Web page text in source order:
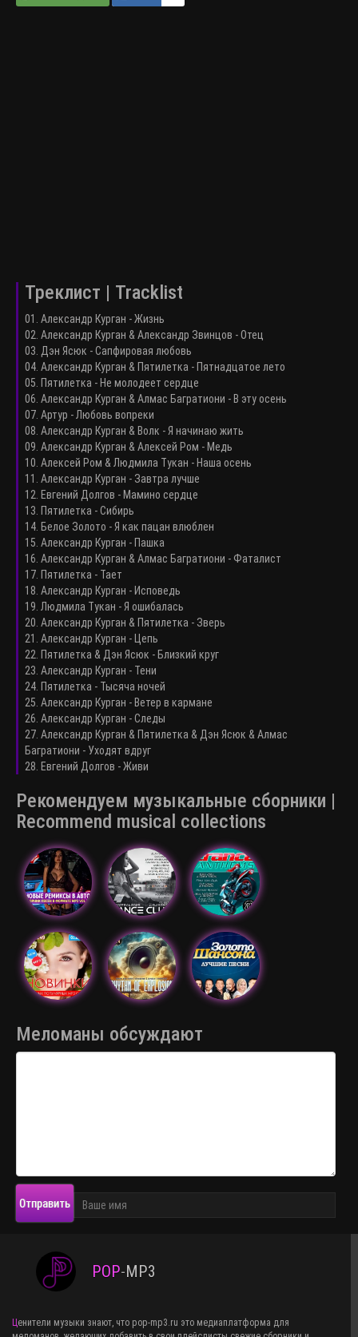
Треклист | Tracklist
01. Александр Курган - Жизнь
02. Александр Курган & Александр Звинцов - Отец
03. Дэн Ясюк - Сапфировая любовь
04. Александр Курган & Пятилетка - Пятнадцатое лето
05. Пятилетка - Не молодеет сердце
06. Александр Курган & Алмас Багратиони - В эту осень
07. Артур - Любовь вопреки
08. Александр Курган & Волк - Я начинаю жить
09. Александр Курган & Алексей Ром - Медь
10. Алексей Ром & Людмила Тукан - Наша осень
11. Александр Курган - Завтра лучше
12. Евгений Долгов - Мамино сердце
13. Пятилетка - Сибирь
14. Белое Золото - Я как пацан влюблен
15. Александр Курган - Пашка
16. Александр Курган & Алмас Багратиони - Фаталист
17. Пятилетка - Тает
18. Александр Курган - Исповедь
19. Людмила Тукан - Я ошибалась
20. Александр Курган & Пятилетка - Зверь
21. Александр Курган - Цепь
22. Пятилетка & Дэн Ясюк - Близкий круг
23. Александр Курган - Тени
24. Пятилетка - Тысяча ночей
25. Александр Курган - Ветер в кармане
26. Александр Курган - Следы
27. Александр Курган & Пятилетка & Дэн Ясюк & Алмас
Багратиони - Уходят вдруг
28. Евгений Долгов - Живи
Рекомендуем музыкальные сборники |
Recommend musical collections
Меломаны обсуждают
Отправить
POP-MP3
Ценители музыки знают, что pop-mp3.ru это медиаплатформа для